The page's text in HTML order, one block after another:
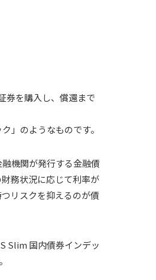
券を購入し、償還まで
」のようなものです。
機関が発行する金融債
務状況に応じて利率が
リスクを抑えるのが債
Slim 国内債券インデッ